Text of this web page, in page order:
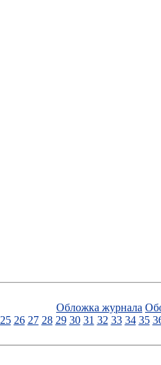
Обложка журнала
25 26 27 28 29 30 31 32 33 34 35